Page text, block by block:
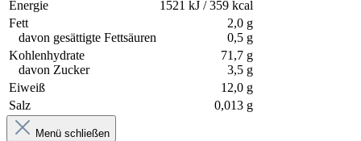
Energie
1521 kJ / 359 kcal
Fett
davon gesättigte Fettsäuren
2,0 g
0,5 g
Kohlenhydrate
davon Zucker
71,7 g
3,5 g
Eiweiß
12,0 g
Salz
0,013 g
Menü schließen